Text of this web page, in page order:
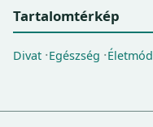
Tartalomtérkép
Divat Egészség Életmód